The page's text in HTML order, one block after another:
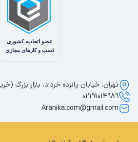
تهران، خیابان پانزده خرداد، بازار بزرگ
02191014989
Aranika.com@gmail.com